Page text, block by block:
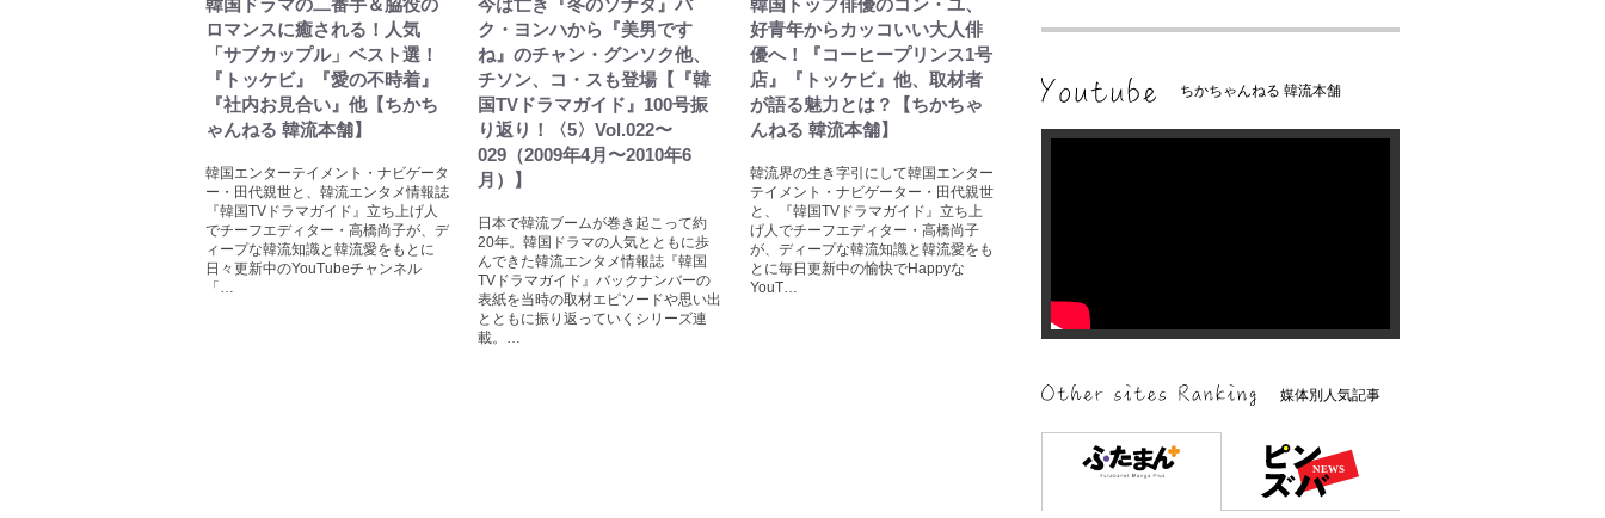
韓国ドラマの二番手＆脇役の
ロマンスに癒される！人気
「サブカップル」ベスト選！
『トッケビ』『愛の不時着』
『社内お見合い』他【ちかち
ゃんねる 韓流本舗】
韓国エンターテイメント・ナビゲータ
ー・田代親世と、韓流エンタメ情報誌
『韓国TVドラマガイド』立ち上げ人
でチーフエディター・高橋尚子が、デ
ィープな韓流知識と韓流愛をもとに
日々更新中のYouTubeチャンネル
「…
今は亡き『冬のソナタ』パ
ク・ヨンハから『美男です
ね』のチャン・グンソク他、
チソン、コ・スも登場【『韓
国TVドラマガイド』100号振
り返り！〈5〉Vol.022〜
029（2009年4月〜2010年6
月）】
日本で韓流ブームが巻き起こって約
20年。韓国ドラマの人気とともに歩
んできた韓流エンタメ情報誌『韓国
TVドラマガイド』バックナンバーの
表紙を当時の取材エピソードや思い出
とともに振り返っていくシリーズ連
載。…
韓国トップ俳優のコン・ユ、
好青年からカッコいい大人俳
優へ！『コーヒープリンス1号
店』『トッケビ』他、取材者
が語る魅力とは？【ちかちゃ
んねる 韓流本舗】
韓流界の生き字引にして韓国エンター
テイメント・ナビゲーター・田代親世
と、『韓国TVドラマガイド』立ち上
げ人でチーフエディター・高橋尚子
が、ディープな韓流知識と韓流愛をも
とに毎日更新中の愉快でHappyな
YouT…
ちかちゃんねる 韓流本舗
媒体別人気記事